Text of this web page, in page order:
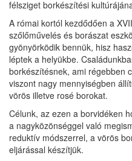
félsziget borkészítési
A római kortól kezdődően a
szőlőművelés és borászat
gyönyörködik bennük, hisz
léptek a helyükbe.
borkészítésnek, ami régebben
viszont nagy mennyiségben
vörös illetve rosé borokat.
Célunk, az ezen a borvidéken
a nagyközönséggel való
reduktív módszerrel, a vörös
eljárással készítjük.